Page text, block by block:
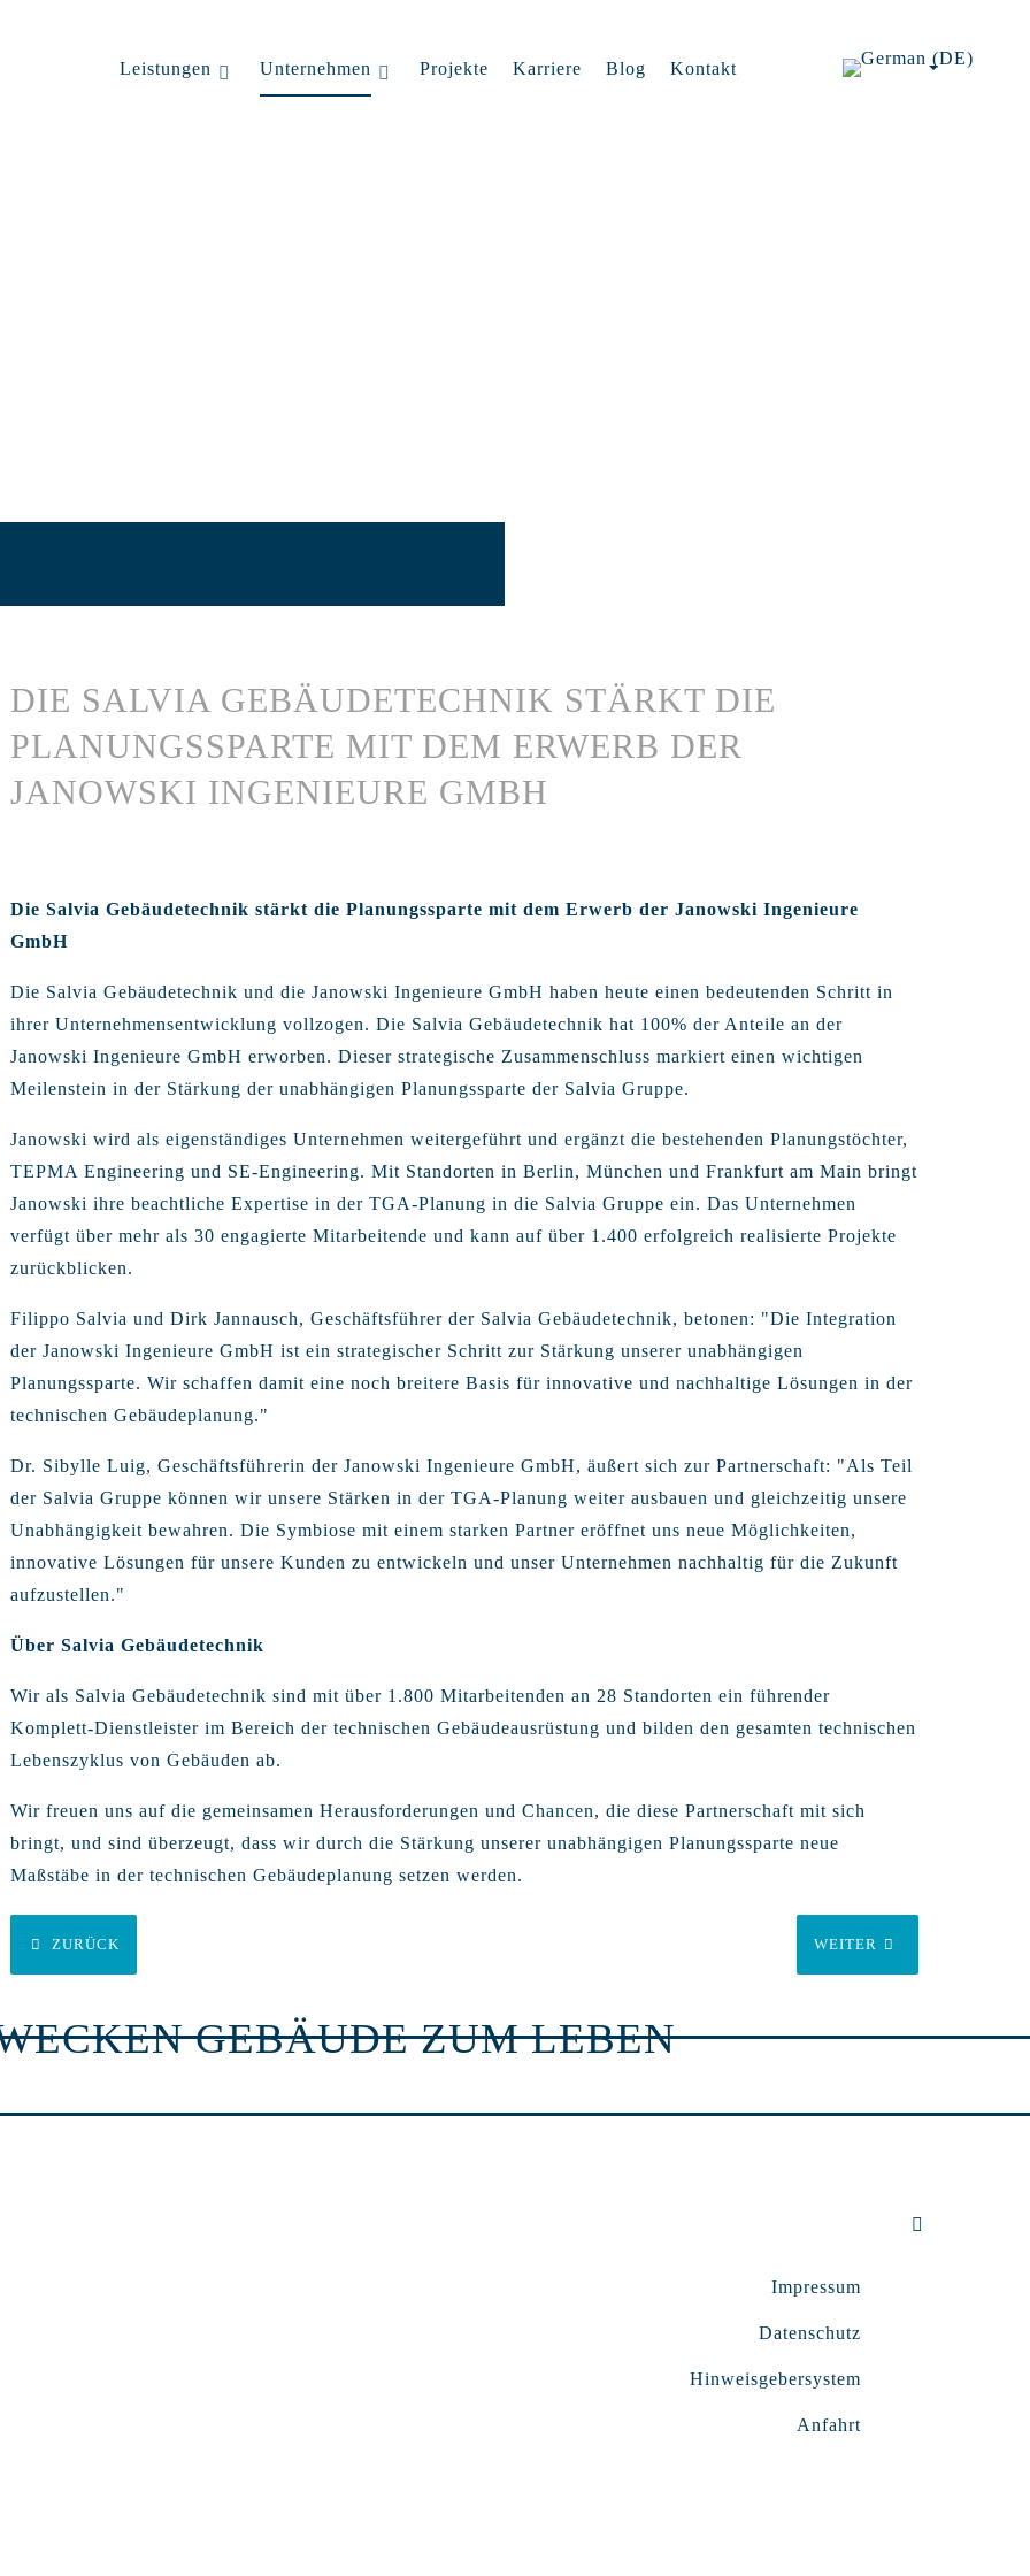
Leistungen Unternehmen Projekte Karriere Blog Kontakt
DIE SALVIA GEBÄUDETECHNIK STÄRKT DIE
PLANUNGSSPARTE MIT DEM ERWERB DER
JANOWSKI INGENIEURE GMBH
Die Salvia Gebäudetechnik stärkt die Planungssparte mit dem Erwerb der Janowski Ingenieure
GmbH
Die Salvia Gebäudetechnik und die Janowski Ingenieure GmbH haben heute einen bedeutenden Schritt in
ihrer Unternehmensentwicklung vollzogen. Die Salvia Gebäudetechnik hat 100% der Anteile an der
Janowski Ingenieure GmbH erworben. Dieser strategische Zusammenschluss markiert einen wichtigen
Meilenstein in der Stärkung der unabhängigen Planungssparte der Salvia Gruppe.
Janowski wird als eigenständiges Unternehmen weitergeführt und ergänzt die bestehenden Planungstöchter,
TEPMA Engineering und SE-Engineering. Mit Standorten in Berlin, München und Frankfurt am Main bringt
Janowski ihre beachtliche Expertise in der TGA-Planung in die Salvia Gruppe ein. Das Unternehmen
verfügt über mehr als 30 engagierte Mitarbeitende und kann auf über 1.400 erfolgreich realisierte Projekte
zurückblicken.
Filippo Salvia und Dirk Jannausch, Geschäftsführer der Salvia Gebäudetechnik, betonen: "Die Integration
der Janowski Ingenieure GmbH ist ein strategischer Schritt zur Stärkung unserer unabhängigen
Planungssparte. Wir schaffen damit eine noch breitere Basis für innovative und nachhaltige Lösungen in der
technischen Gebäudeplanung."
Dr. Sibylle Luig, Geschäftsführerin der Janowski Ingenieure GmbH, äußert sich zur Partnerschaft: "Als Teil
der Salvia Gruppe können wir unsere Stärken in der TGA-Planung weiter ausbauen und gleichzeitig unsere
Unabhängigkeit bewahren. Die Symbiose mit einem starken Partner eröffnet uns neue Möglichkeiten,
innovative Lösungen für unsere Kunden zu entwickeln und unser Unternehmen nachhaltig für die Zukunft
aufzustellen."
Über Salvia Gebäudetechnik
Wir als Salvia Gebäudetechnik sind mit über 1.800 Mitarbeitenden an 28 Standorten ein führender
Komplett-Dienstleister im Bereich der technischen Gebäudeausrüstung und bilden den gesamten technischen
Lebenszyklus von Gebäuden ab.
Wir freuen uns auf die gemeinsamen Herausforderungen und Chancen, die diese Partnerschaft mit sich
bringt, und sind überzeugt, dass wir durch die Stärkung unserer unabhängigen Planungssparte neue
Maßstäbe in der technischen Gebäudeplanung setzen werden.
ZURÜCK WEITER
GEBÄUDE ZUM LEBEN
Impressum
Datenschutz
Hinweisgebersystem
Anfahrt